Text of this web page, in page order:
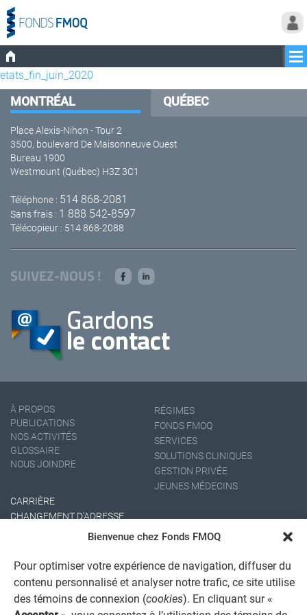
Bienvenue chez Fonds FMOQ
Pour optimiser votre expérience de navigation, diffuser du
contenu personnalisé et analyser notre trafic, ce site utilise
des témoins de connexion (cookies). En cliquant sur «
etats_fin_juin_2020
MONTRÉAL QUÉBEC
Place Alexis-Nihon - Tour 2
3500, boulevard De Maisonneuve Ouest
Bureau 1900
Westmount (Québec) H3Z 3C1
Téléphone : 514 868-2081
Sans frais : 1 888 542-8597
Télécopieur : 514 868-2088
SUIVEZ-NOUS !
À PROPOS
PUBLICATIONS
NOS ACTIVITÉS
GLOSSAIRE
NOUS JOINDRE
RÉGIMES
FONDS FMOQ
SERVICES
SOLUTIONS CLINIQUES
GESTION PRIVÉE
JEUNES MÉDECINS
CARRIÈRE
CHANGEMENT D'ADRESSE